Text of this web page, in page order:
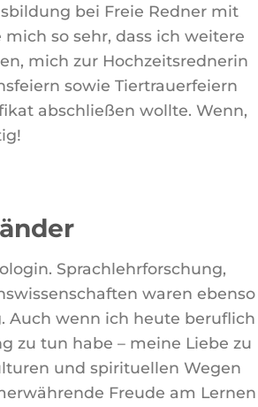
bei Freie Redner mit
so sehr, dass ich weitere
mich zur Hochzeitsrednerin
sowie Tiertrauerfeiern
abschließen wollte. Wenn,
Sprachlehrforschung,
waren ebenso
Auch wenn ich heute beruflich
zu tun habe – meine Liebe zu
und spirituellen Wegen
Freude am Lernen